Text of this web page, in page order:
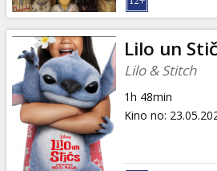
B2B
Kino
Klubs
Lilo un
Lilo & Stitch
1h 48min
Kino no: